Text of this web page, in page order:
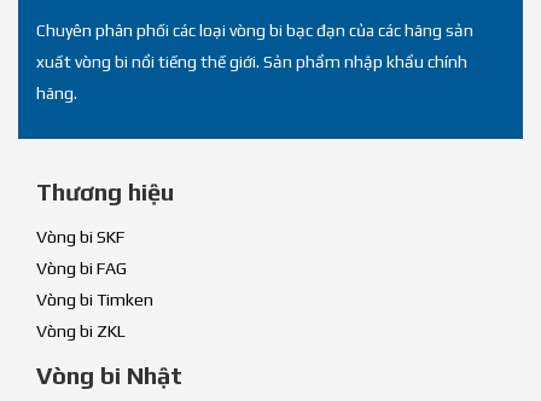
Chuyên phân phối các loại vòng bi bạc đạn của các hãng sản
xuất vòng bi nổi tiếng thế giới. Sản phẩm nhập khẩu chính
hãng.
Thương hiệu
Vòng bi SKF
Vòng bi FAG
Vòng bi Timken
Vòng bi ZKL
Vòng bi Nhật